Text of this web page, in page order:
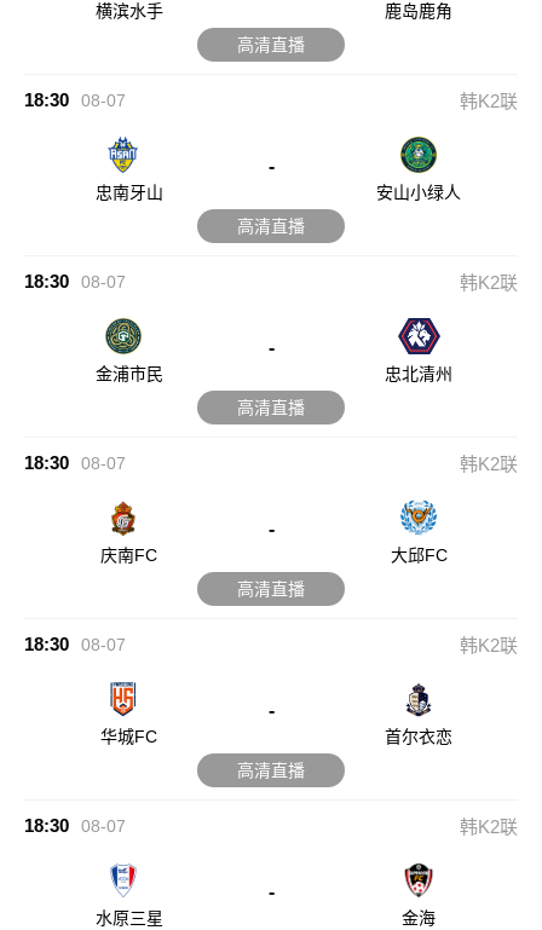
横滨水手
鹿岛鹿角
高清直播
18:30 08-07 韩K2联
忠南牙山
-
安山小绿人
高清直播
18:30 08-07 韩K2联
金浦市民
-
忠北清州
高清直播
18:30 08-07 韩K2联
庆南FC
-
大邱FC
高清直播
18:30 08-07 韩K2联
华城FC
-
首尔衣恋
高清直播
18:30 08-07 韩K2联
水原三星
-
金海